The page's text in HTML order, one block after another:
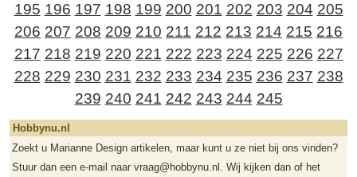
195 196 197 198 199 200 201 202 203 204 205
206 207 208 209 210 211 212 213 214 215 216
217 218 219 220 221 222 223 224 225 226 227
228 229 230 231 232 233 234 235 236 237 238
239 240 241 242 243 244 245
Hobbynu.nl
Zoekt u Marianne Design artikelen, maar kunt u ze niet bij ons vinden?
Stuur dan een e-mail naar vraag@hobbynu.nl. Wij kijken dan of het